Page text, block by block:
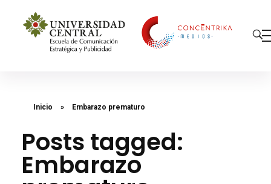
Inicio » Embarazo prematuro
Posts tagged:
Embarazo